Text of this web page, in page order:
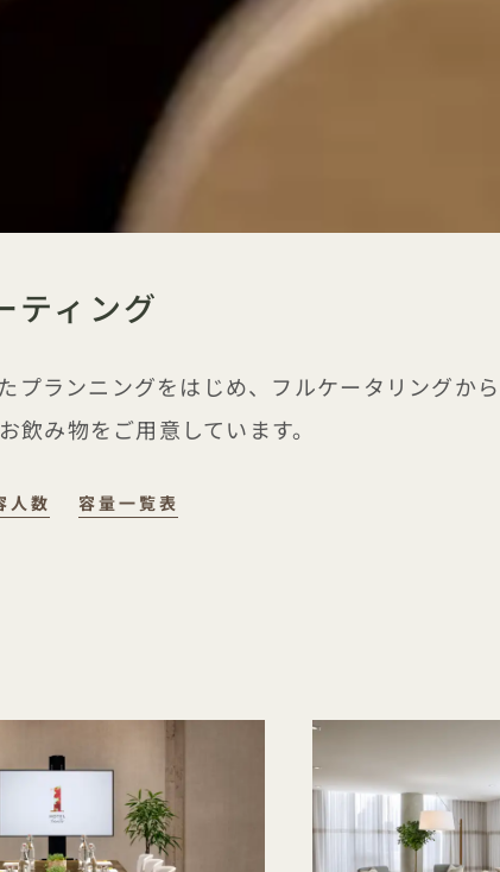
ティング
ランニングをはじめ、フルケータリングか
飲み物をご用意しています。
人数 容量一覧表